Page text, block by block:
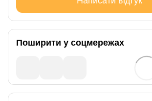
Поширити у соцмережах